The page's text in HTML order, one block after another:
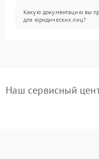
Какую документацию вы
для юридических лиц?
Наш сервисный